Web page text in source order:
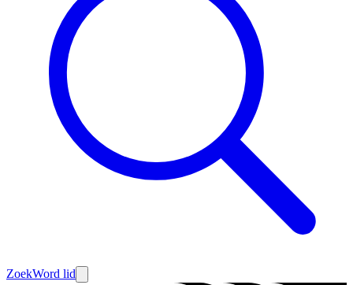
ZoekWord lid